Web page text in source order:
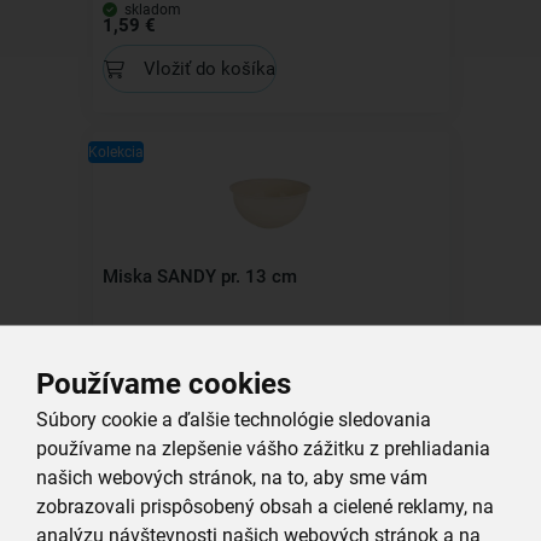
Používame cookies
Súbory cookie a ďalšie technológie sledovania
používame na zlepšenie vášho zážitku z prehliadania
našich webových stránok, na to, aby sme vám
zobrazovali prispôsobený obsah a cielené reklamy, na
analýzu návštevnosti našich webových stránok a na
skladom
1,59 €
Vložiť do košíka
Kolekcia
Miska SANDY pr. 13 cm
Vložiť do košíka
Kolekcia